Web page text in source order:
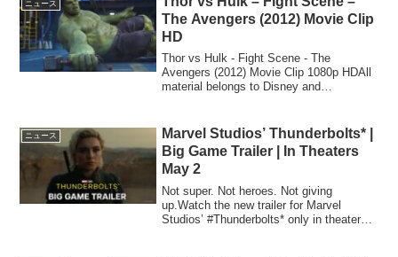
ニュース
The Avengers (2012) Movie Clip
HD
Thor vs Hulk - Fight Scene - The
Avengers (2012) Movie Clip 1080p HDAll
material belongs to Disney and
ニュース
Marvel Studios’ Thunderbolts* |
Big Game Trailer | In Theaters
May 2
Not super. Not heroes. Not giving
up.Watch the new trailer for Marvel
Studios’ #Thunderbolts* only in theaters